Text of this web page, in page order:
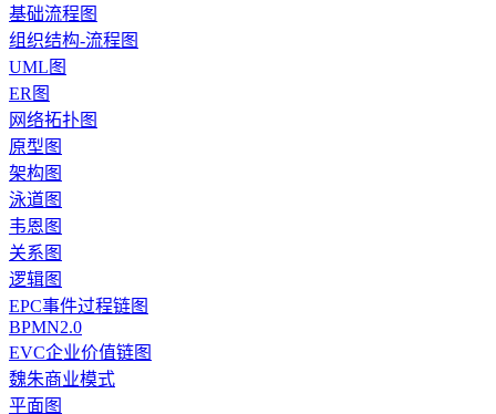
基础流程图
组织结构-流程图
UML图
ER图
网络拓扑图
原型图
架构图
泳道图
韦恩图
关系图
逻辑图
EPC事件过程链图
BPMN2.0
EVC企业价值链图
魏朱商业模式
平面图